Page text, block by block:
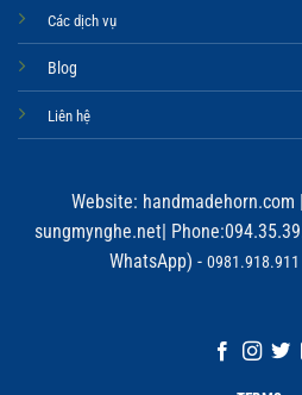
Các dịch vụ
Blog
Liên hệ
Website: handmadehorn.com |
sungmynghe.net|
WhatsApp) -